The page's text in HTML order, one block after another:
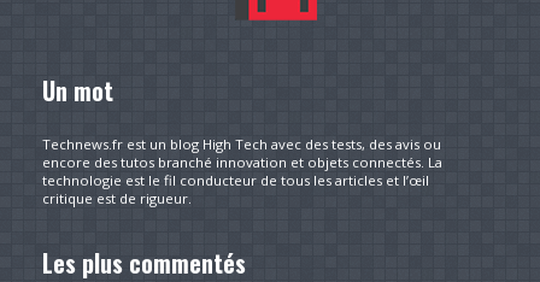
Un mot
Technews.fr est un blog High Tech avec des tests, des avis ou
encore des tutos branché innovation et objets connectés. La
technologie est le fil conducteur de tous les articles et l’œil
critique est de rigueur.
Les plus commentés